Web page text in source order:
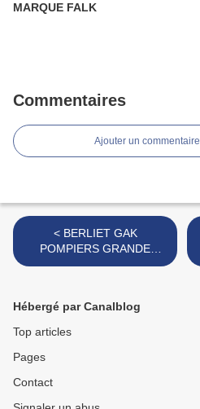
MARQUE FALK
Commentaires
Ajouter un commentaire
< BERLIET GAK
POMPIERS GRANDE
ECHELLE MARQUE
Hébergé par Canalblog
Top articles
Pages
Contact